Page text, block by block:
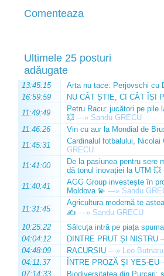
Comenteaza
Ultimele 25 posturi
adăugate
13:45:15
Arta nu tace: Perjovschi cu
16:59:59
NU CÂT ȘTIE, CI CÂT ÎȘI
11:49:49
Petru Racu: jucători pe pile
💥 —» Sandu GRECU
11:46:26
Vin cu aur la Mondial de
11:45:31
Cardinalul fotbalului,
GRECU
11:41:00
De la pasiunea pentru sere
dă tonul inovației la UTM 💥
11:40:41
AGG Group investește în
Moldova 💫 —» Sandu
11:31:45
Agricultura modernă te
✍️ —» Sandu GRECU
10:25:22
Sălcuța intră pe piața
04:04:12
DINTRE PRUT ȘI NISTRU
04:48:09
RACURSIU —» Leo Butnaru
04:11:37
ÎNTRE PROZĂ ȘI YES-EU
07:14:33
Biodiversitatea din Purcari: